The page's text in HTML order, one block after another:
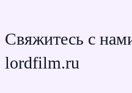
Свяжитесь с
lordfilm.ru